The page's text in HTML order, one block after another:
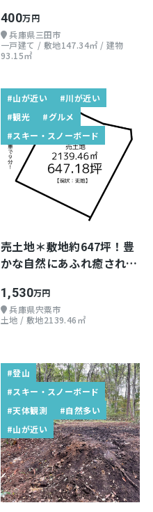
400万円
兵庫県三田市
一戸建て / 敷地147.34㎡ / 建物
93.15㎡
#山が近い
#川が近い
#観光
#グルメ
#スキー・スノーボード
売土地＊敷地約647坪！豊
かな自然にあふれ癒される
1,530万円
兵庫県宍粟市
土地 / 敷地2139.46㎡
#登山
#スキー・スノーボード
#天体観測
#自然多い
#山が近い